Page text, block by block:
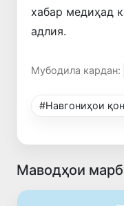
хабар медиҳад
адлия.
Мубодила кардан:
#Навгониҳои
Маводҳои